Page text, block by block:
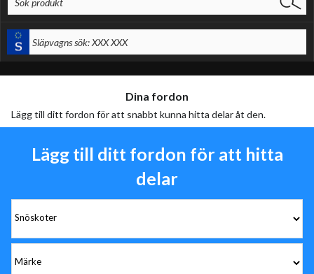
Dina fordon
Lägg till ditt fordon för att snabbt kunna hitta delar åt den.
Lägg till ditt fordon för att hitta
delar